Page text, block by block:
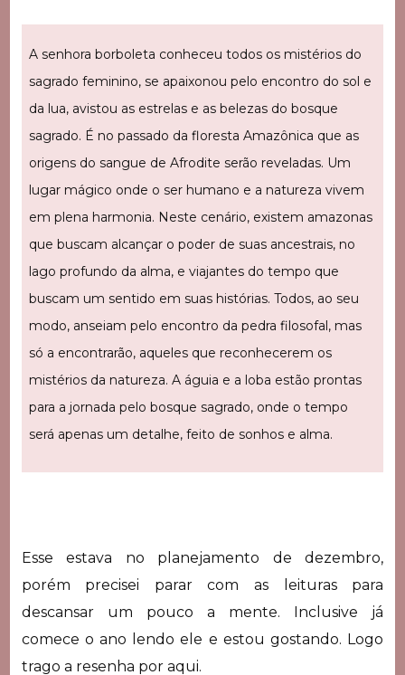
A senhora borboleta conheceu todos os mistérios do
sagrado feminino, se apaixonou pelo encontro do sol e
da lua, avistou as estrelas e as belezas do bosque
sagrado. É no passado da floresta Amazônica que as
origens do sangue de Afrodite serão reveladas. Um
lugar mágico onde o ser humano e a natureza vivem
em plena harmonia. Neste cenário, existem amazonas
que buscam alcançar o poder de suas ancestrais, no
lago profundo da alma, e viajantes do tempo que
buscam um sentido em suas histórias. Todos, ao seu
modo, anseiam pelo encontro da pedra filosofal, mas
só a encontrarão, aqueles que reconhecerem os
mistérios da natureza. A águia e a loba estão prontas
para a jornada pelo bosque sagrado, onde o tempo
será apenas um detalhe, feito de sonhos e alma.
Esse estava no planejamento de dezembro,
porém precisei parar com as leituras para
descansar um pouco a mente. Inclusive já
comece o ano lendo ele e estou gostando. Logo
trago a resenha por aqui.